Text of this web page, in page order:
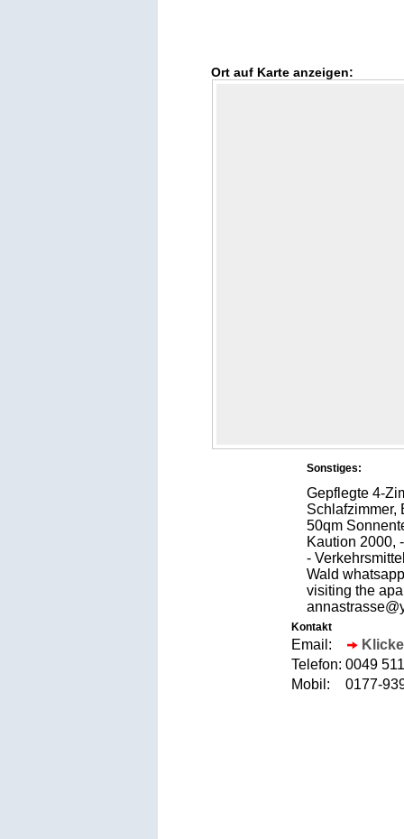
Ort auf Karte anzeigen:
Sonstiges:
Gepflegte 4-
Schlafzimmer,
50qm
Kaution 2000,
-
Wald
visiting the
Kontakt
Email:
Telefon: 0049
Mobil:
0177-